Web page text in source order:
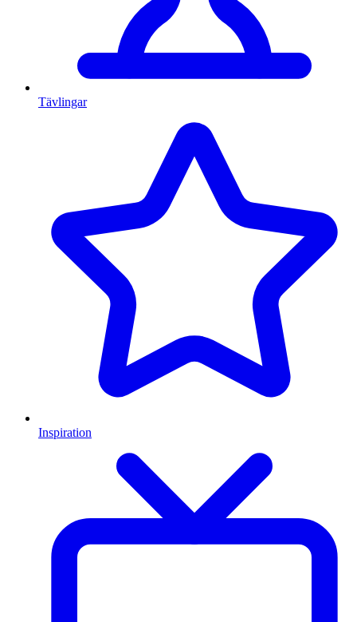
Tävlingar
Inspiration